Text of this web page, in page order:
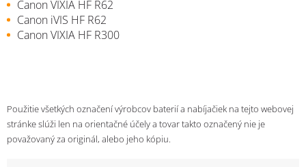
Canon VIXIA HF R62
Canon iVIS HF R62
Canon VIXIA HF R300
Použitie všetkých označení výrobcov baterií a nabíjačiek na tejto webovej
stránke slúži len na orientačné účely a tovar takto označený nie je
považovaný za originál, alebo jeho kópiu.